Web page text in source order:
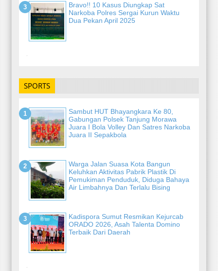
Bravo!! 10 Kasus Diungkap Sat
Narkoba Polres Sergai Kurun Waktu
Dua Pekan April 2025
-
SPORTS
Sambut HUT Bhayangkara Ke 80,
Gabungan Polsek Tanjung Morawa
Juara I Bola Volley Dan Satres Narkoba
Juara II Sepakbola
Warga Jalan Suasa Kota Bangun
Keluhkan Aktivitas Pabrik Plastik Di
Pemukiman Penduduk, Diduga Bahaya
Air Limbahnya Dan Terlalu Bising
Kadispora Sumut Resmikan Kejurcab
ORADO 2026, Asah Talenta Domino
Terbaik Dari Daerah
-